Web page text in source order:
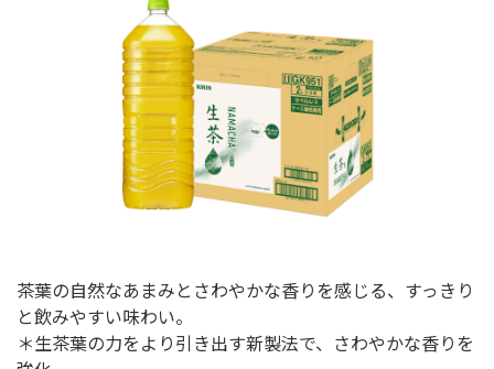
茶葉の自然なあまみとさわやかな香りを感じる、すっきり
と飲みやすい味わい。
＊生茶葉の力をより引き出す新製法で、さわやかな香りを